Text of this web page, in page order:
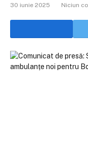
30 iunie 2025 Niciun